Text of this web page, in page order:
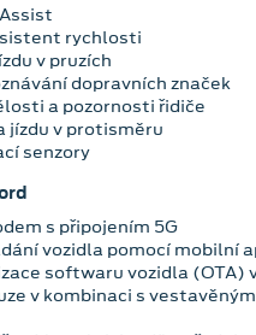
rychlosti
v pruzích
dopravních značek
a pozornosti řidiče
jízdu v protisměru
senzory
s připojením 5G
vozidla pomocí mobilní
softwaru vozidla (OTA)
v kombinaci s